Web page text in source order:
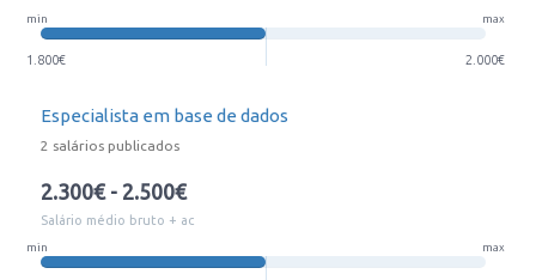
min max
1.800€ 2.000€
Especialista em base de dados
2 salários publicados
2.300€ - 2.500€
Salário médio bruto + ac
min max